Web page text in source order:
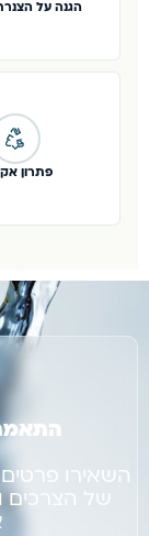
הגנה על
פתרון
השאירו פרטים
של הצרכים